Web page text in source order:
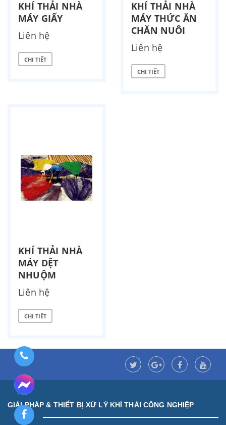
KHÍ THẢI NHÀ
MÁY GIẤY
Liên hệ
CHI TIẾT
KHÍ THẢI NHÀ
MÁY THỨC ĂN
CHĂN NUÔI
Liên hệ
CHI TIẾT
KHÍ THẢI NHÀ
MÁY DỆT
NHUỘM
Liên hệ
CHI TIẾT
GIẢI PHÁP & THIẾT BỊ XỬ LÝ KHÍ THẢI CÔNG NGHIỆP